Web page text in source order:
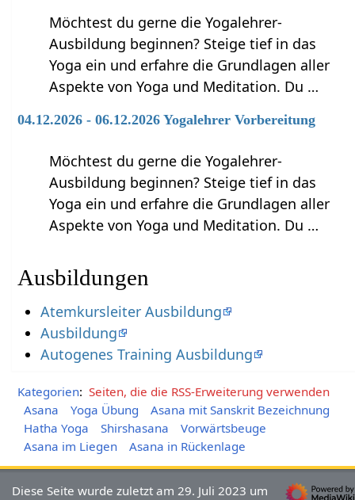
Möchtest du gerne die Yogalehrer-
Ausbildung beginnen? Steige tief in das
Yoga ein und erfahre die Grundlagen aller
Aspekte von Yoga und Meditation. Du …
04.12.2026 - 06.12.2026 Yogalehrer Vorbereitung
Möchtest du gerne die Yogalehrer-
Ausbildung beginnen? Steige tief in das
Yoga ein und erfahre die Grundlagen aller
Aspekte von Yoga und Meditation. Du …
Ausbildungen
Atemkursleiter Ausbildung
Ausbildung
Autogenes Training Ausbildung
Kategorien: Seiten, die die RSS-Erweiterung verwenden
Asana
Yoga Übung
Asana mit Sanskrit Bezeichnung
Hatha Yoga
Shirshasana
Vorwärtsbeuge
Asana im Liegen
Asana in Rückenlage
Diese Seite wurde zuletzt am 29. Juli 2023 um